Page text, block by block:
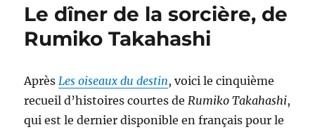
Le dîner de la sorcière, de
Rumiko Takahashi
AprèsLes oiseaux du destin, voici le cinquième
recueil d’histoires courtes deRumiko Takahashi,
qui est le dernier disponible en français pour le